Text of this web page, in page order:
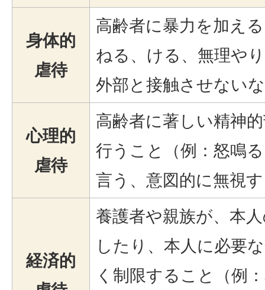
身体的
虐待
高齢者に暴力を加え
ねる、ける、無理や
外部と接触させない
心理的
虐待
高齢者に著しい精神
行うこと（例：怒鳴
言う、意図的に無視
経済的
養護者や親族が、本
したり、本人に必要
く制限すること（例